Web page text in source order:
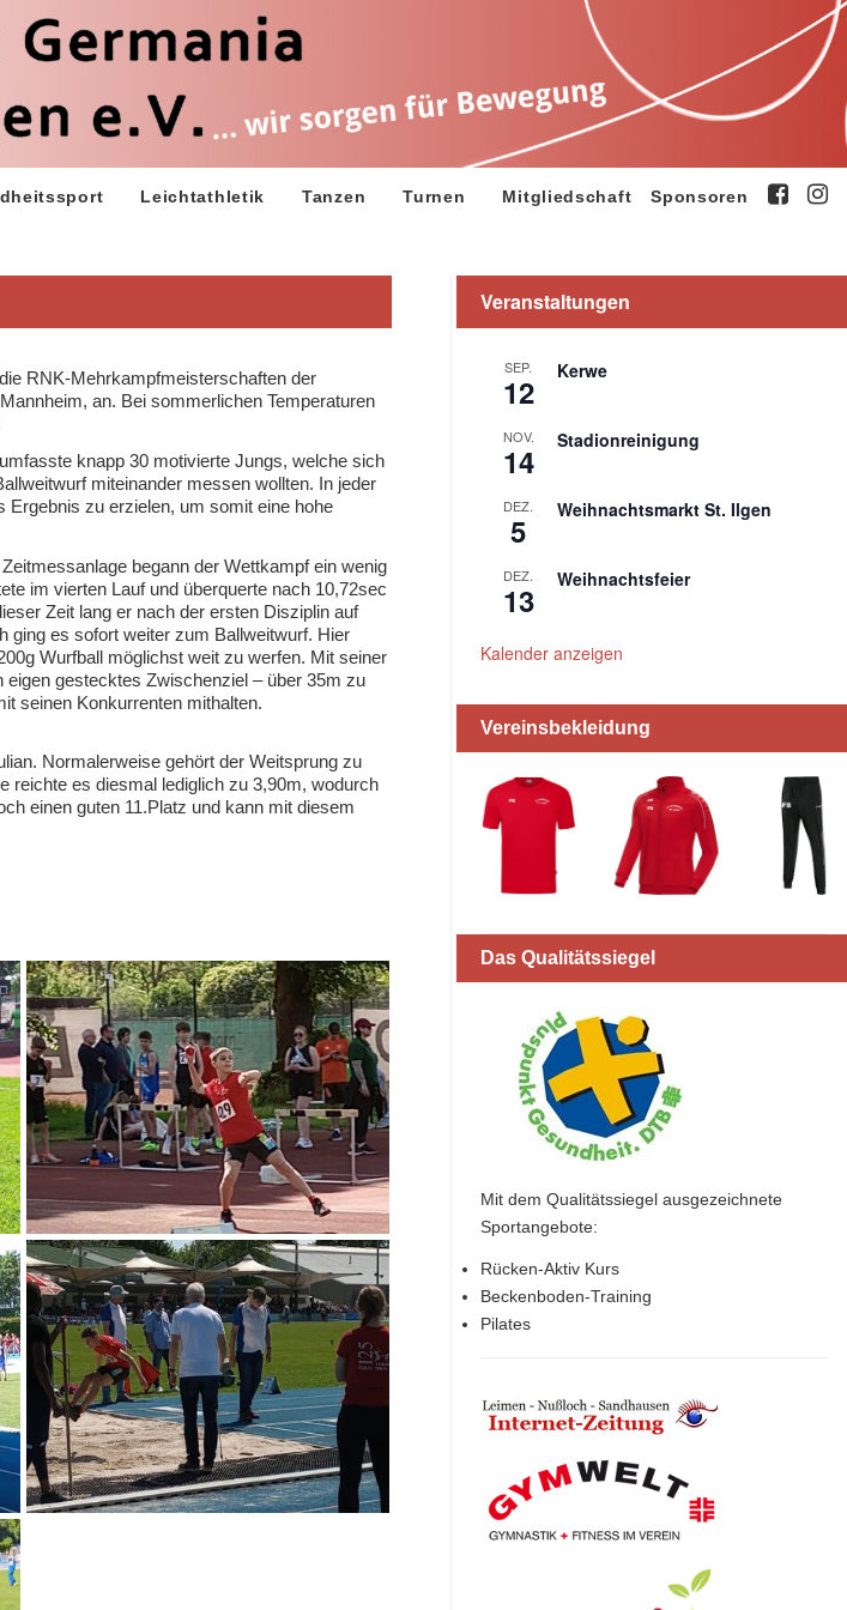
Leichtathletik Tanzen Turnen Mitgliedschaft Sponsoren
RNK-Mehrkampfmeisterschaften der
an. Bei sommerlichen Temperaturen
knapp 30 motivierte Jungs, welche sich
miteinander messen wollten. In jeder
zu erzielen, um somit eine hohe
begann der Wettkampf ein wenig
im vierten Lauf und überquerte nach 10,72sec
Zeit lang er nach der ersten Disziplin auf
ging es sofort weiter zum Ballweitwurf. Hier
Wurfball möglichst weit zu werfen. Mit seiner
gestecktes Zwischenziel – über 35m zu
seinen Konkurrenten mithalten.
Normalerweise gehört der Weitsprung zu
reichte es diesmal lediglich zu 3,90m, wodurch
einen guten 11.Platz und kann mit diesem
Veranstaltungen
SEP.
12
Kerwe
NOV.
14
Stadionreinigung
DEZ.
5
Weihnachtsmarkt St. Ilgen
DEZ.
13
Weihnachtsfeier
Kalender anzeigen
Vereinsbekleidung
Das Qualitätssiegel
Mit dem Qualitätssiegel ausgezeichnete
Sportangebote:
Rücken-Aktiv Kurs
Beckenboden-Training
Pilates